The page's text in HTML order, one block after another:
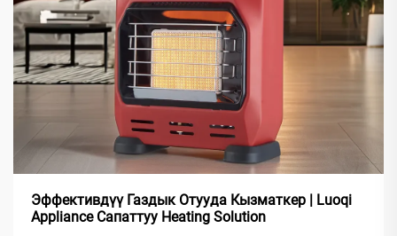
Эффективдүү Газдык Отууда Кызматкер | Luoqi
Appliance Сапаттуу Heating Solution